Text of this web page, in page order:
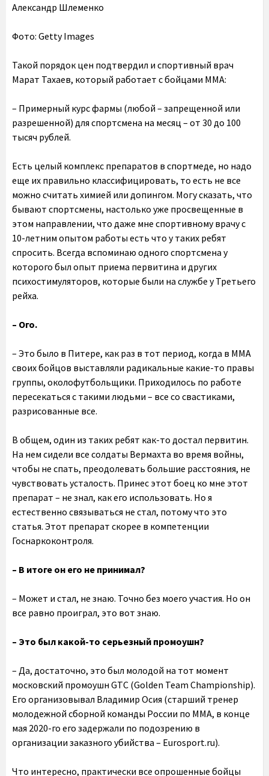
Александр Шлеменко
Фото: Getty Images
Такой порядок цен подтвердил и спортивный врач
Марат Тахаев, который работает с бойцами ММА:
– Примерный курс фармы (любой – запрещенной или
разрешенной) для спортсмена на месяц – от 30 до 100
тысяч рублей.
Есть целый комплекс препаратов в спортмеде, но надо
еще их правильно классифицировать, то есть не все
можно считать химией или допингом. Могу сказать, что
бывают спортсмены, настолько уже просвещенные в
этом направлении, что даже мне спортивному врачу с
10-летним опытом работы есть что у таких ребят
спросить. Всегда вспоминаю одного спортсмена у
которого был опыт приема первитина и других
психостимуляторов, которые были на службе у Третьего
рейха.
– Ого.
– Это было в Питере, как раз в тот период, когда в ММА
своих бойцов выставляли радикальные какие-то правы
группы, околофутбольщики. Приходилось по работе
пересекаться с такими людьми – все со свастиками,
разрисованные все.
В общем, один из таких ребят как-то достал первитин.
На нем сидели все солдаты Вермахта во время войны,
чтобы не спать, преодолевать большие расстояния, не
чувствовать усталость. Принес этот боец ко мне этот
препарат – не знал, как его использовать. Но я
естественно связываться не стал, потому что это
статья. Этот препарат скорее в компетенции
Госнаркоконтроля.
– В итоге он его не принимал?
– Может и стал, не знаю. Точно без моего участия. Но он
все равно проиграл, это вот знаю.
– Это был какой-то серьезный промоушн?
– Да, достаточно, это был молодой на тот момент
московский промоушн GTC (Golden Team Championship).
Его организовывал Владимир Осия (старший тренер
молодежной сборной команды России по ММА, в конце
мая 2020-го его задержали по подозрению в
организации заказного убийства – Eurosport.ru).
Что интересно, практически все опрошенные бойцы